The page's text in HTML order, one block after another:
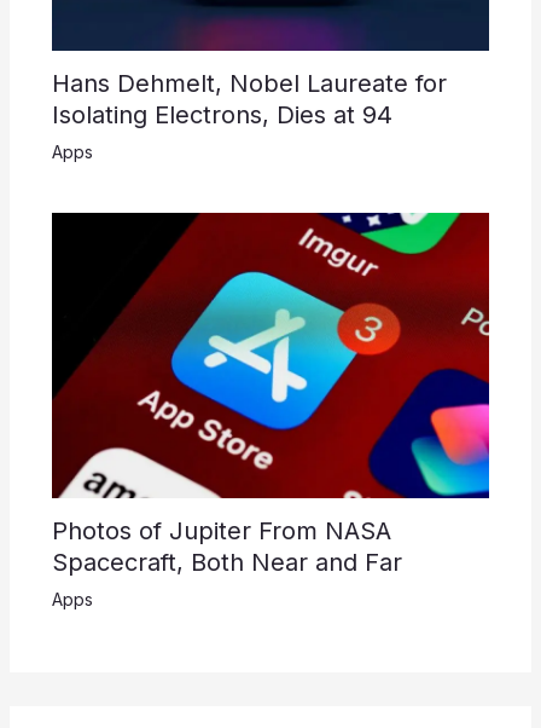
Hans Dehmelt, Nobel Laureate for
Isolating Electrons, Dies at 94
Apps
Photos of Jupiter From NASA
Spacecraft, Both Near and Far
Apps